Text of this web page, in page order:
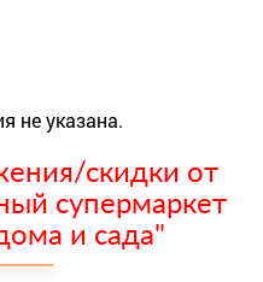
не указана.
скидки от
супермаркет
и сада"